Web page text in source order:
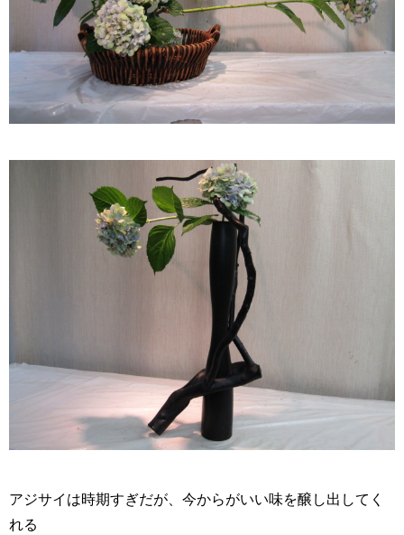
アジサイは時期すぎだが、今からがいい味を醸し出してく
れる